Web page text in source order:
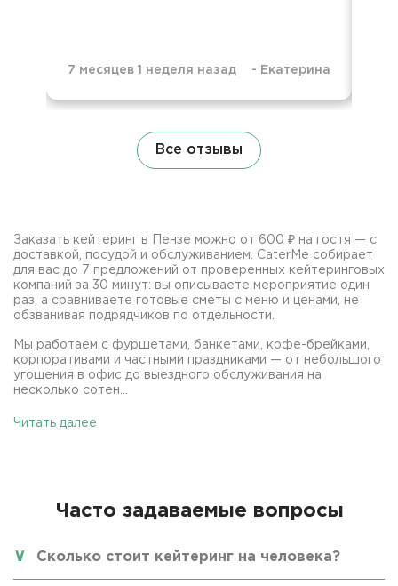
7 месяцев 1 неделя назад - Екатерина
Все отзывы
Заказать кейтеринг в Пензе можно от 600 ₽ на гостя — с
доставкой, посудой и обслуживанием. CaterMe собирает
для вас до 7 предложений от проверенных кейтеринговых
компаний за 30 минут: вы описываете мероприятие один
раз, а сравниваете готовые сметы с меню и ценами, не
обзванивая подрядчиков по отдельности.
Мы работаем с фуршетами, банкетами, кофе-брейками,
корпоративами и частными праздниками — от небольшого
угощения в офис до выездного обслуживания на
несколько сотен...
Читать далее
Часто задаваемые вопросы
Сколько стоит кейтеринг на человека?